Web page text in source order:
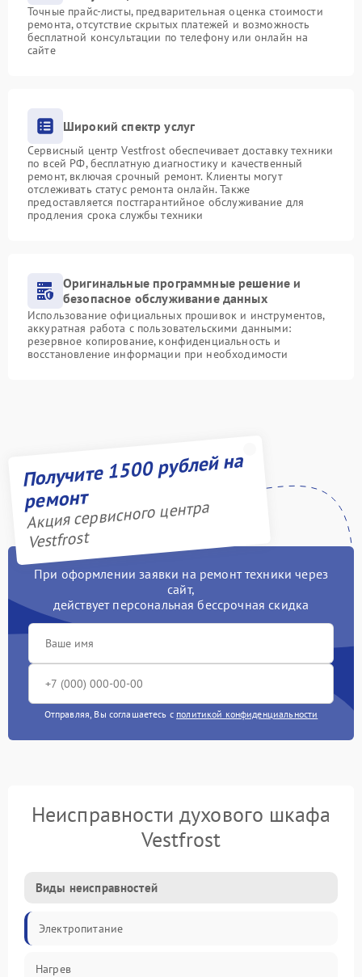
Точные прайс-листы, предварительная оценка стоимости
ремонта, отсутствие скрытых платежей и возможность
бесплатной консультации по телефону или онлайн на
сайте
Широкий спектр услуг
Сервисный центр Vestfrost обеспечивает доставку техники
по всей РФ, бесплатную диагностику и качественный
ремонт, включая срочный ремонт. Клиенты могут
отслеживать статус ремонта онлайн. Также
предоставляется постгарантийное обслуживание для
продления срока службы техники
Оригинальные программные решение и
безопасное обслуживание данных
Использование официальных прошивок и инструментов,
аккуратная работа с пользовательскими данными:
резервное копирование, конфиденциальность и
восстановление информации при необходимости
Получите 1500 рублей на
ремонт
Акция сервисного центра
Vestfrost
При оформлении заявки на ремонт техники через
сайт,
действует персональная бессрочная скидка
Отправляя, Вы соглашаетесь с политикой конфиденциальности
Неисправности духового шкафа
Vestfrost
Виды неисправностей
Электропитание
Нагрев